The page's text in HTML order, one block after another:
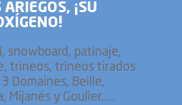
¡SU
snowboard, patinaje,
trineos, trineos tirados
Domaines, Beille,
Mijanés y Goulier.....